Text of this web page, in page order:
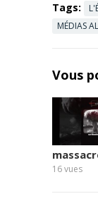
Tags:
MÉDIAS
Vous
16vues